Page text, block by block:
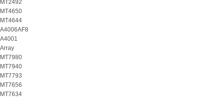
MT2492
MT4650
MT4644
A4006AF8
A4001
Array
MT7980
MT7940
MT7793
MT7656
MT7634